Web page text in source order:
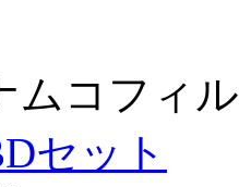
ムコフィ
セット